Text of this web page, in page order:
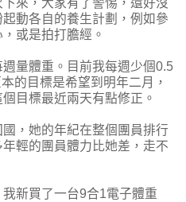
來，大家有了警惕，還好沒
動各自的養生計劃，例如參
或是拍打膽經。
量體重。目前我每週少個0.5
的目標是希望到明年二月，
目標最近兩天有點修正。
，她的年紀在整個團員排行
輕的團員體力比她差，走不
新買了一台9合1電子體重